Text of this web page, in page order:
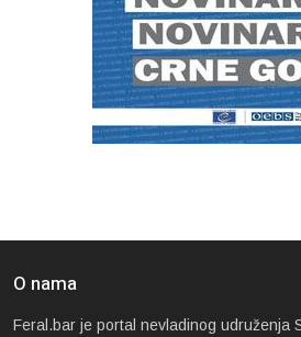
O nama
Feral.bar je portal nevladinog udruženja